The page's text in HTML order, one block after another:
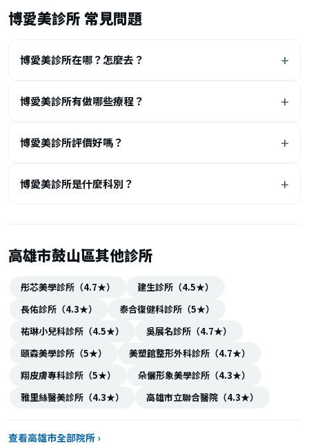
博愛美診所 常見問題
博愛美診所在哪？怎麼去？
博愛美診所有做哪些療程？
博愛美診所評價好嗎？
博愛美診所是什麼科別？
高雄市鼓山區其他診所
彤芯美學診所（4.7★）
建生診所（4.5★）
長佑診所（4.3★）
泰合復健科診所（5★）
祐琳小兒科診所（4.5★）
吳展名診所（4.7★）
頤森美學診所（5★）
美塑館整形外科診所（4.7★）
翔皮膚專科診所（5★）
朵儷形象美學診所（4.3★）
雅里絲醫美診所（4.3★）
高雄市立聯合醫院（4.3★）
查看高雄市全部院所 ›